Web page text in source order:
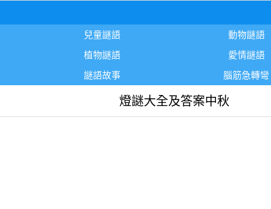
兒童謎語 動物謎語
植物謎語 愛情謎語
謎語故事 腦筋急轉彎
燈謎大全及答案中秋